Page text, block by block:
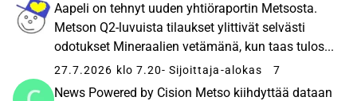
Aapeli on tehnyt uuden yhtiöraportin Metsosta.
Metson Q2-luvuista tilaukset ylittivät selvästi
odotukset Mineraalien vetämänä, kun taas tulos...
27.7.2026 klo 7.20- Sijoittaja-alokas 7
News Powered by Cision Metso kiihdyttää dataan